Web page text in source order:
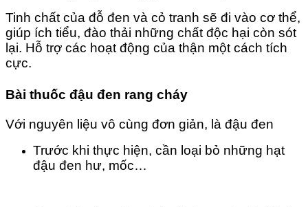
Tinh chất của đỗ đen và cỏ tranh sẽ đi vào cơ thể,
giúp ích tiểu, đào thải những chất độc hại còn sót
lại. Hỗ trợ các hoạt động của thận một cách tích
cực.
Bài thuốc đậu đen rang cháy
Với nguyên liệu vô cùng đơn giản, là đậu đen
Trước khi thực hiện, cần loại bỏ những hạt
đậu đen hư, mốc…